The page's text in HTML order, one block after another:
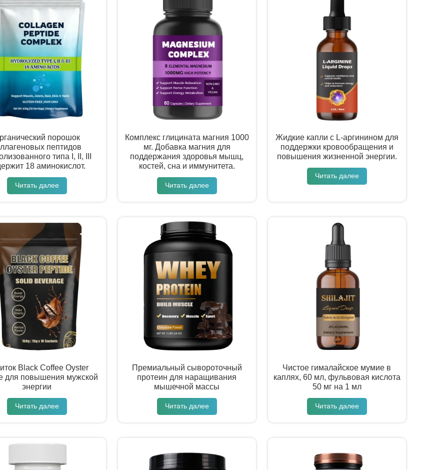
порошок
пептидов
типа I, II, III
18 аминокислот.
Читать далее
Комплекс глицината магния 1000
мг. Добавка магния для
поддержания здоровья мышц,
костей, сна и иммунитета.
Читать далее
Жидкие капли с L-аргинином для
поддержки кровообращения и
повышения жизненной энергии.
Читать далее
Black Coffee Oyster
для повышения мужской
энергии
Читать далее
Премиальный сывороточный
протеин для наращивания
мышечной массы
Читать далее
Чистое гималайское мумие в
каплях, 60 мл, фульвовая кислота
50 мг на 1 мл
Читать далее